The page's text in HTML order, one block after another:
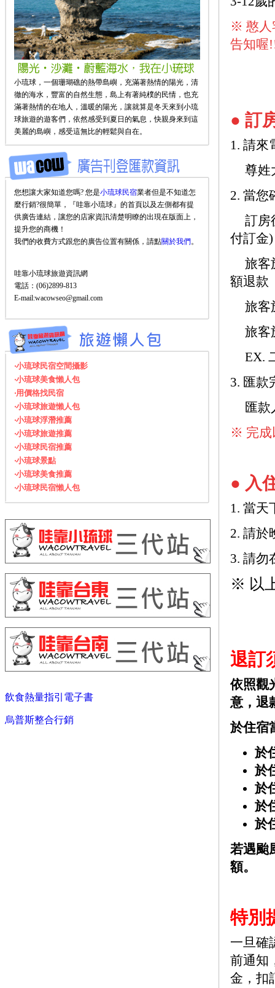
小琉球，一個珊瑚礁的熱帶島嶼，充滿著熱情的陽光，清
徹的海水，豐富的自然生態，島上有著純樸的民情，也充
滿著熱情的在地人，溫暖的陽光，讓就算是冬天來到小琉
球旅遊的遊客們，依然感受到夏日的氣息，快親身來到這
美麗的島嶼，感受這無比的輕鬆與自在。
您想讓大家知道您嗎? 您是小琉球民宿業者但是不知道怎
麼行銷?很簡單，『哇靠小琉球』的首頁以及左側都有提
供廣告連結，讓您的店家資訊清楚明瞭的出現在版面上，
提升您的商機！
我們的收費方式跟您的廣告位置有關係，請點關於我們。
哇靠小琉球旅遊資訊網
電話：(06)2899-813
E-mail:wacowseo@gmail.com
‧小琉球民宿空間攝影
‧小琉球美食懶人包
‧用價格找民宿
‧小琉球旅遊懶人包
‧小琉球浮潛推薦
‧小琉球旅遊推薦
‧小琉球民宿推薦
‧小琉球景點
‧小琉球美食推薦
‧小琉球民宿懶人包
飲食熱量指引電子書
烏普斯整合行銷
※ 憨人
告知喔
● 訂
1. 請來
尊姓
2. 當您
訂房
付訂金)
旅客
額退款
旅客
旅客
EX.
3. 匯款
匯款
※ 完成
● 入
1. 當天
2. 請於
3. 請勿
※ 以
退訂
依照觀
意，退
於住宿
於
於
於
於
於
若遇颱
額。
特別
一旦確
前通知
金，扣